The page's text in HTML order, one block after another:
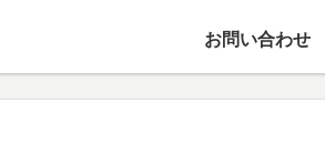
お問い合わせ